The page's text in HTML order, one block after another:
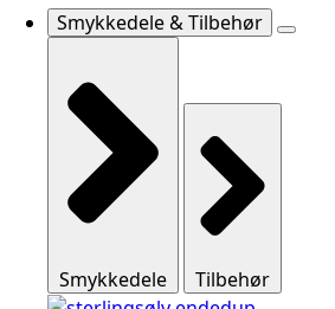
Smykkedele & Tilbehør
Smykkedele Tilbehør